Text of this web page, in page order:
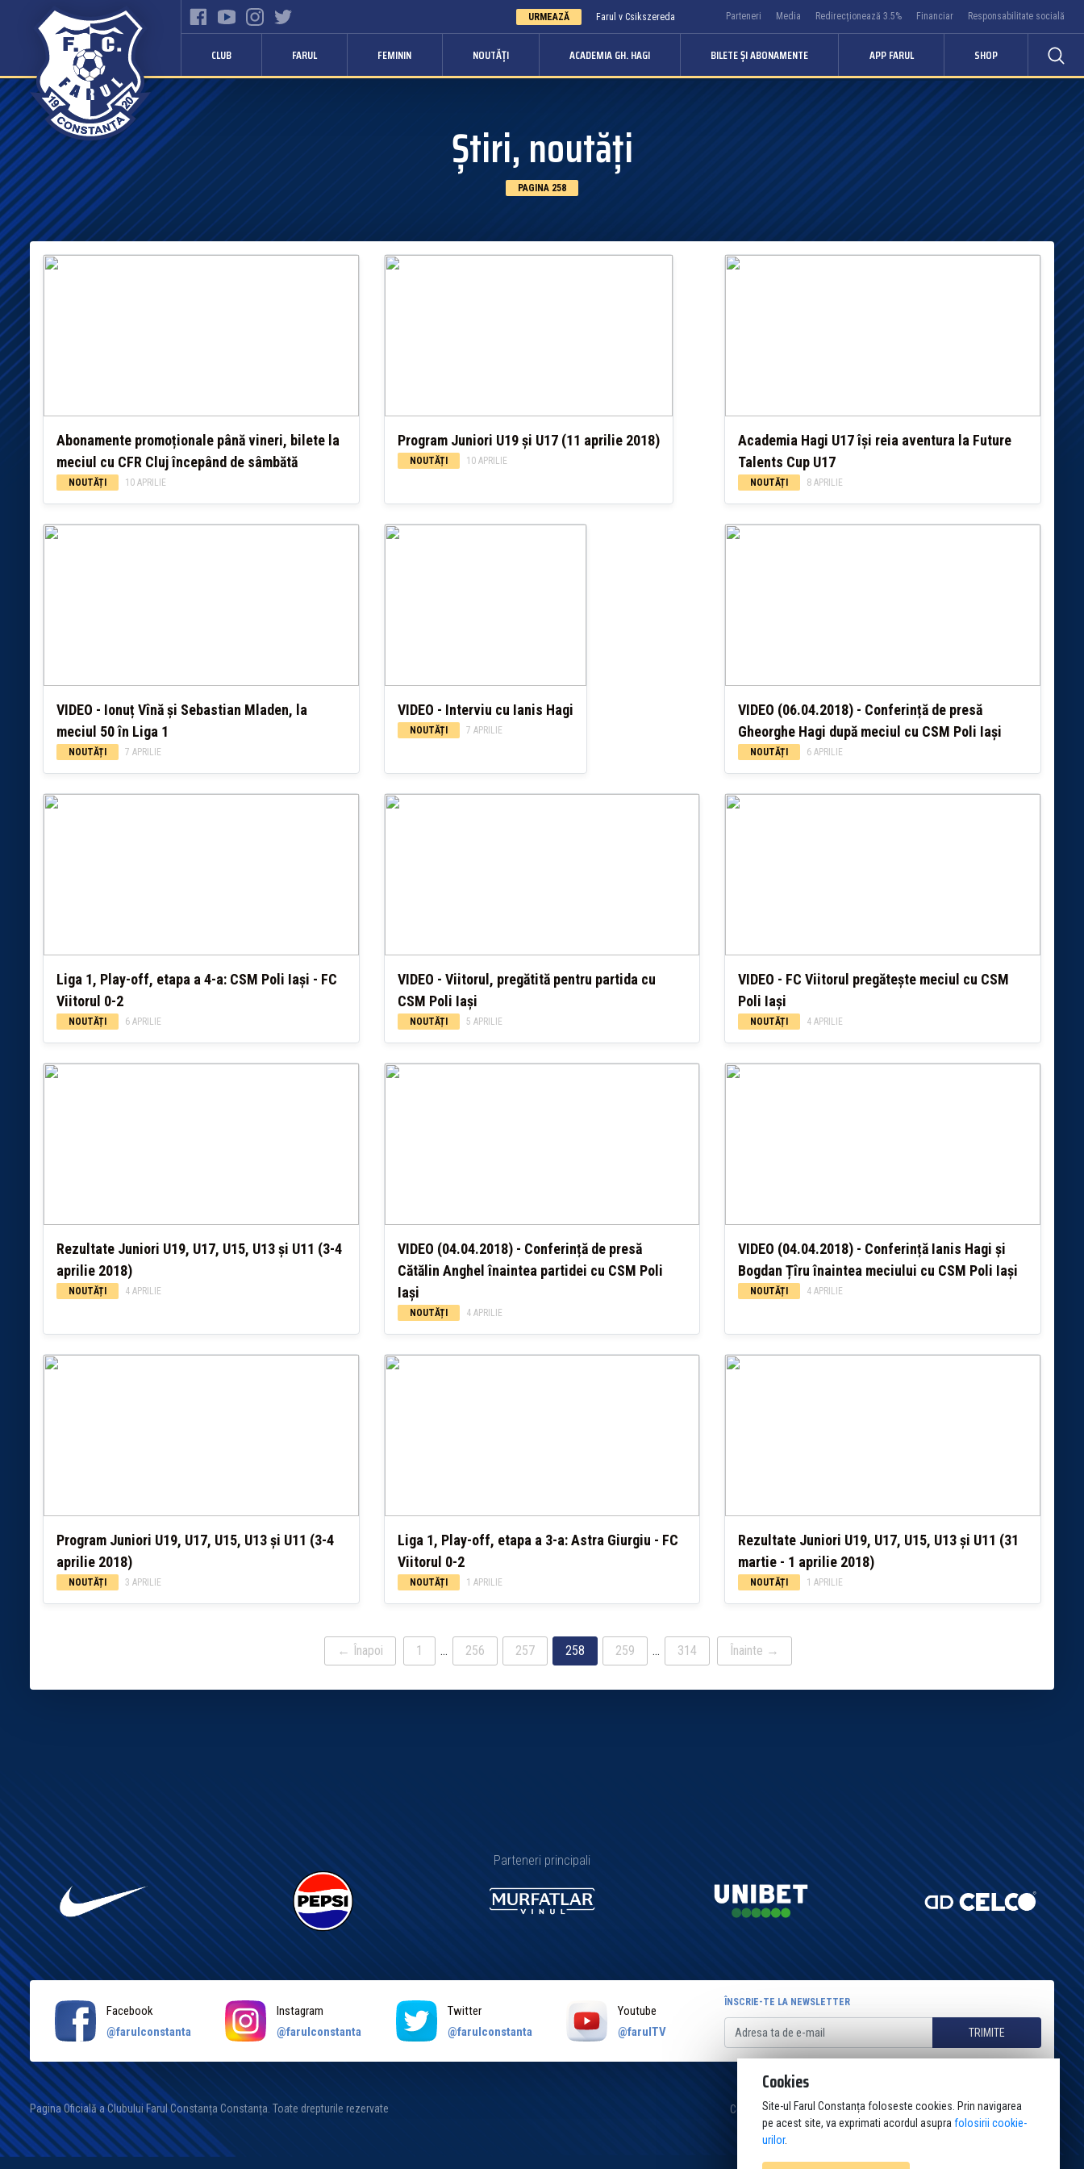
URMEAZĂ Farul v Csikszereda Parteneri Media Redirecționează 3.5% Financiar Responsabilitate socială
CLUB FARUL FEMININ NOUTĂȚI ACADEMIA GH. HAGI BILETE ȘI ABONAMENTE APP FARUL SHOP
Știri, noutăți
PAGINA 258
Abonamente promoționale până vineri, bilete la
meciul cu CFR Cluj începând de sâmbătă
NOUTĂȚI 10 APRILIE
Program Juniori U19 și U17 (11 aprilie 2018)
NOUTĂȚI 10 APRILIE
Academia Hagi U17 își reia aventura la Future
Talents Cup U17
NOUTĂȚI 8 APRILIE
VIDEO - Ionuț Vînă și Sebastian Mladen, la
meciul 50 în Liga 1
NOUTĂȚI 7 APRILIE
VIDEO - Interviu cu Ianis Hagi
NOUTĂȚI 7 APRILIE
VIDEO (06.04.2018) - Conferință de presă
Gheorghe Hagi după meciul cu CSM Poli Iași
NOUTĂȚI 6 APRILIE
Liga 1, Play-off, etapa a 4-a: CSM Poli Iași - FC
Viitorul 0-2
NOUTĂȚI 6 APRILIE
VIDEO - Viitorul, pregătită pentru partida cu
CSM Poli Iași
NOUTĂȚI 5 APRILIE
VIDEO - FC Viitorul pregăteşte meciul cu CSM
Poli Iaşi
NOUTĂȚI 4 APRILIE
Rezultate Juniori U19, U17, U15, U13 și U11 (3-4
aprilie 2018)
NOUTĂȚI 4 APRILIE
VIDEO (04.04.2018) - Conferință de presă
Cătălin Anghel înaintea partidei cu CSM Poli
Iași
NOUTĂȚI 4 APRILIE
VIDEO (04.04.2018) - Conferință Ianis Hagi și
Bogdan Țîru înaintea meciului cu CSM Poli Iași
NOUTĂȚI 4 APRILIE
Program Juniori U19, U17, U15, U13 și U11 (3-4
aprilie 2018)
NOUTĂȚI 3 APRILIE
Liga 1, Play-off, etapa a 3-a: Astra Giurgiu - FC
Viitorul 0-2
NOUTĂȚI 1 APRILIE
Rezultate Juniori U19, U17, U15, U13 și U11 (31
martie - 1 aprilie 2018)
NOUTĂȚI 1 APRILIE
← Înapoi 1 … 256 257 258 259 … 314 Înainte →
Parteneri principali
Facebook
@farulconstanta
Instagram
@farulconstanta
Twitter
@farulconstanta
Youtube
@farulTV
ÎNSCRIE-TE LA NEWSLETTER
TRIMITE
Pagina Oficială a Clubului Farul Constanța Constanța. Toate drepturile rezervate Cookies Politica de confidențialitate Termeni și condiții Contact
Cookies
Site-ul Farul Constanța foloseste cookies. Prin navigarea
pe acest site, va exprimati acordul asupra folosirii cookie-
urilor.